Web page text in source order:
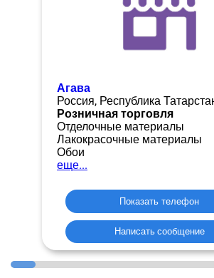
Агава
Россия, Республика
Розничная торговля
Отделочные материалы
Лакокрасочные материалы
Обои
еще...
Показать телефон
Написать сообщение